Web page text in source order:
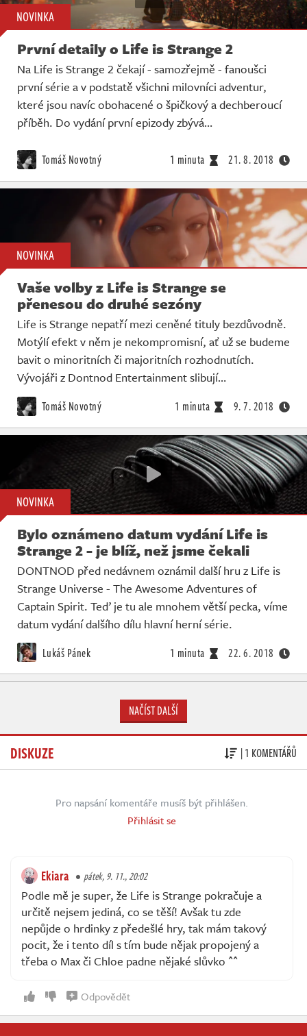
NOVINKA
První detaily o Life is Strange 2
Na Life is Strange 2 čekají - samozřejmě - fanoušci
první série a v podstatě všichni milovníci adventur,
které jsou navíc obohacené o špičkový a dechberoucí
příběh. Do vydání první epizody zbývá…
Tomáš Novotný 1 minuta 21. 8. 2018
NOVINKA
Vaše volby z Life is Strange se
přenesou do druhé sezóny
Life is Strange nepatří mezi ceněné tituly bezdůvodně.
Motýlí efekt v něm je nekompromisní, ať už se budeme
bavit o minoritních či majoritních rozhodnutích.
Vývojáři z Dontnod Entertainment slibují…
Tomáš Novotný 1 minuta 9. 7. 2018
NOVINKA
Bylo oznámeno datum vydání Life is
Strange 2 - je blíž, než jsme čekali
DONTNOD před nedávnem oznámil další hru z Life is
Strange Universe - The Awesome Adventures of
Captain Spirit. Teď je tu ale mnohem větší pecka, víme
datum vydání dalšího dílu hlavní herní série.
Lukáš Pánek 1 minuta 22. 6. 2018
NAČÍST DALŠÍ
DISKUZE | 1 KOMENTÁŘŮ
Pro napsání komentáře musíš být přihlášen.
Přihlásit se
Ekiara pátek, 9. 11., 20:02
Podle mě je super, že Life is Strange pokračuje a
určitě nejsem jediná, co se těší! Avšak tu zde
nepůjde o hrdinky z předešlé hry, tak mám takový
pocit, že i tento díl s tím bude nějak propojený a
třeba o Max či Chloe padne nějaké slůvko ^^
Odpovědět